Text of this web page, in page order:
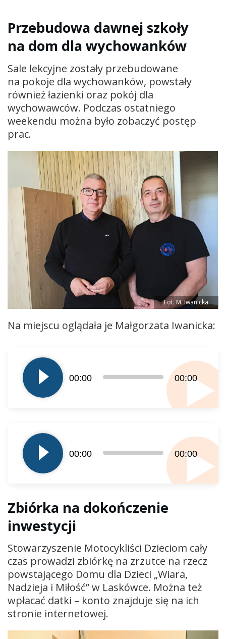
Przebudowa dawnej szkoły
na dom dla wychowanków
Sale lekcyjne zostały przebudowane
na pokoje dla wychowanków, powstały
również łazienki oraz pokój dla
wychowawców. Podczas ostatniego
weekendu można było zobaczyć postęp
prac.
Fot. M. Iwanicka
Na miejscu oglądała je Małgorzata Iwanicka:
plików
dźwiękowych
00:00 00:00
plików
dźwiękowych
00:00 00:00
Zbiórka na dokończenie
inwestycji
Stowarzyszenie Motocykliści Dzieciom cały
czas prowadzi zbiórkę na zrzutce na rzecz
powstającego Domu dla Dzieci „Wiara,
Nadzieja i Miłość” w Laskówce. Można też
wpłacać datki – konto znajduje się na ich
stronie internetowej.